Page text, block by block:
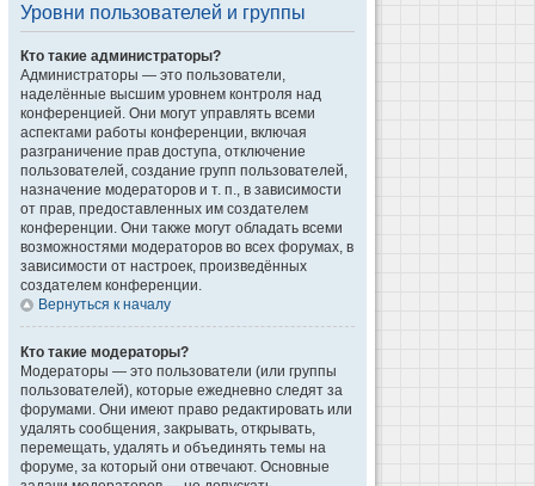
Уровни пользователей и группы
Кто такие администраторы?
Администраторы — это пользователи,
наделённые высшим уровнем контроля над
конференцией. Они могут управлять всеми
аспектами работы конференции, включая
разграничение прав доступа, отключение
пользователей, создание групп пользователей,
назначение модераторов и т. п., в зависимости
от прав, предоставленных им создателем
конференции. Они также могут обладать всеми
возможностями модераторов во всех форумах, в
зависимости от настроек, произведённых
создателем конференции.
Вернуться к началу
Кто такие модераторы?
Модераторы — это пользователи (или группы
пользователей), которые ежедневно следят за
форумами. Они имеют право редактировать или
удалять сообщения, закрывать, открывать,
перемещать, удалять и объединять темы на
форуме, за который они отвечают. Основные